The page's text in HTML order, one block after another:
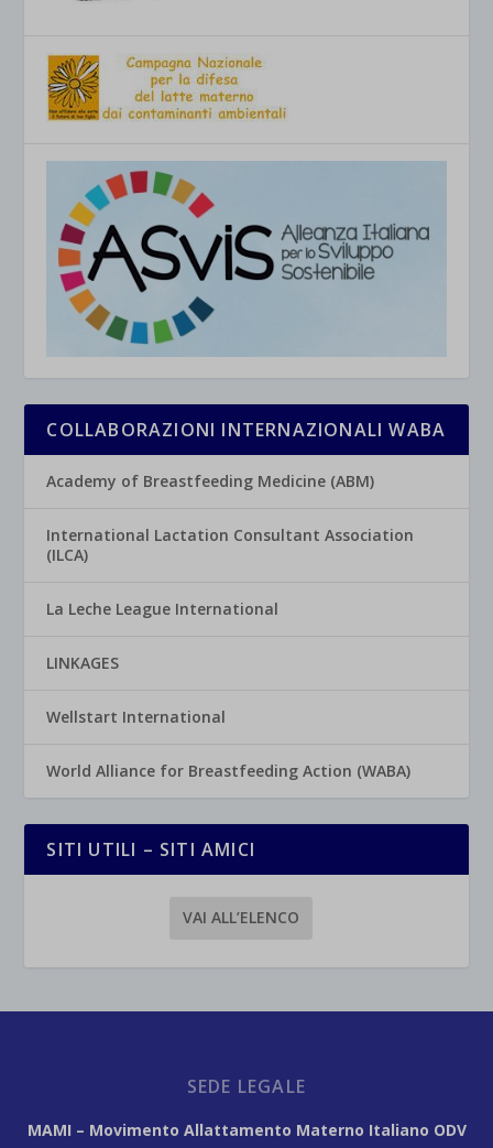
COLLABORAZIONI INTERNAZIONALI WABA
Academy of Breastfeeding Medicine (ABM)
International Lactation Consultant Association
(ILCA)
La Leche League International
LINKAGES
Wellstart International
World Alliance for Breastfeeding Action (WABA)
SITI UTILI – SITI AMICI
VAI ALL’ELENCO
SEDE LEGALE
MAMI – Movimento Allattamento Materno Italiano ODV